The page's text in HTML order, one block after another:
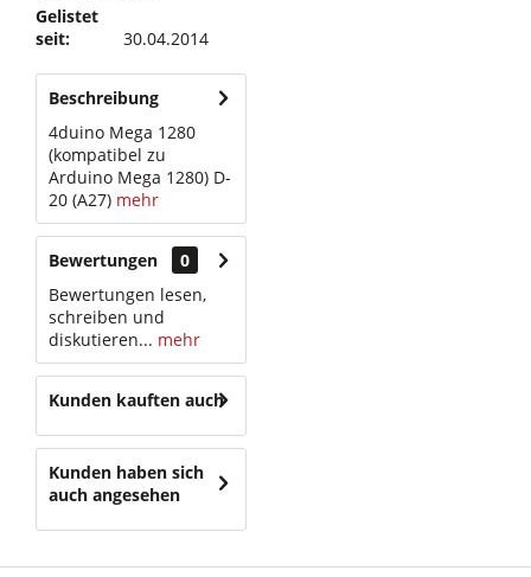
Gelistet
seit:
30.04.2014
Beschreibung
4duino Mega 1280
(kompatibel zu
Arduino Mega 1280) D-
20 (A27) mehr
Bewertungen
0
Bewertungen lesen,
schreiben und
diskutieren... mehr
Kunden kauften auch
Kunden haben sich
auch angesehen